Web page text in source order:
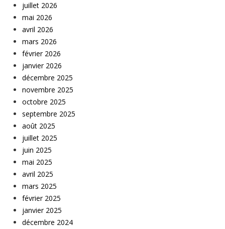
juillet 2026
mai 2026
avril 2026
mars 2026
février 2026
janvier 2026
décembre 2025
novembre 2025
octobre 2025
septembre 2025
août 2025
juillet 2025
juin 2025
mai 2025
avril 2025
mars 2025
février 2025
janvier 2025
décembre 2024